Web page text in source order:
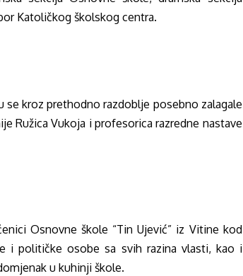
Katoličkog školskog centra.
se kroz prethodno razdoblje posebno zalagale
Ružica Vukoja i profesorica razredne nastave
Osnovne škole “Tin Ujević” iz Vitine kod
i političke osobe sa svih razina vlasti, kao i
u kuhinji škole.